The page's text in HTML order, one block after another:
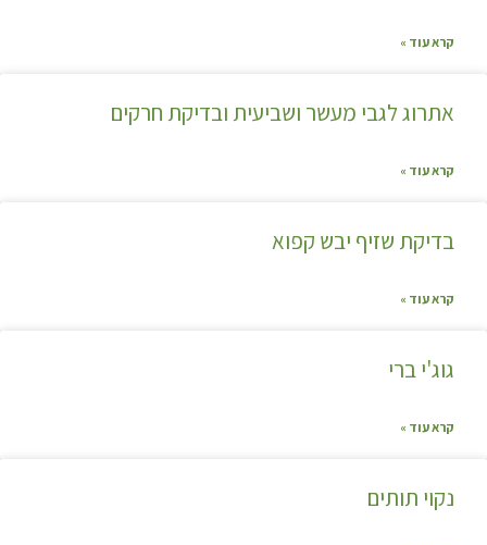
קרא עוד »
אתרוג לגבי מעשר ושביעית ובדיקת חרקים
קרא עוד »
בדיקת שזיף יבש קפוא
קרא עוד »
גוג'י ברי
קרא עוד »
נקוי תותים